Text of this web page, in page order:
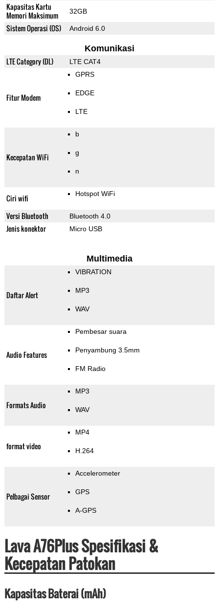
Kapasitas Kartu
Memori Maksimum
32GB
Sistem Operasi (OS) Android 6.0
Komunikasi
LTE Category (DL) LTE CAT4
Fitur Modem
GPRS
EDGE
LTE
Kecepatan WiFi
b
g
n
Ciri wifi Hotspot WiFi
Versi Bluetooth Bluetooth 4.0
Jenis konektor Micro USB
Multimedia
Daftar Alert
VIBRATION
MP3
WAV
Audio Features
Pembesar suara
Penyambung 3.5mm
FM Radio
Formats Audio
MP3
WAV
format video
MP4
H.264
Pelbagai Sensor
Accelerometer
GPS
A-GPS
Lava A76Plus Spesifikasi &
Kecepatan Patokan
Kapasitas Baterai (mAh)